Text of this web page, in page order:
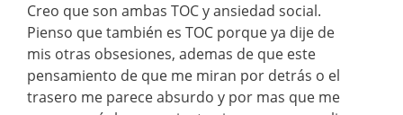
Creo que son ambas TOC y ansiedad social.
Pienso que también es TOC porque ya dije de
mis otras obsesiones, ademas de que este
pensamiento de que me miran por detrás o el
trasero me parece absurdo y por mas que me